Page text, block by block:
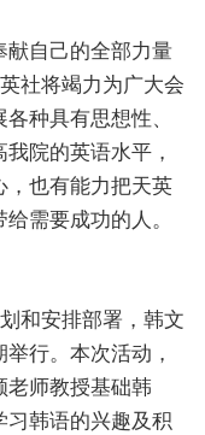
自己的全部力量
社将竭力为广大会
种具有思想性、
院的英语水平，
，也有能力把天英
需要成功的人。
和安排部署，韩文
行。本次活动，
老师教授基础韩
习韩语的兴趣及积